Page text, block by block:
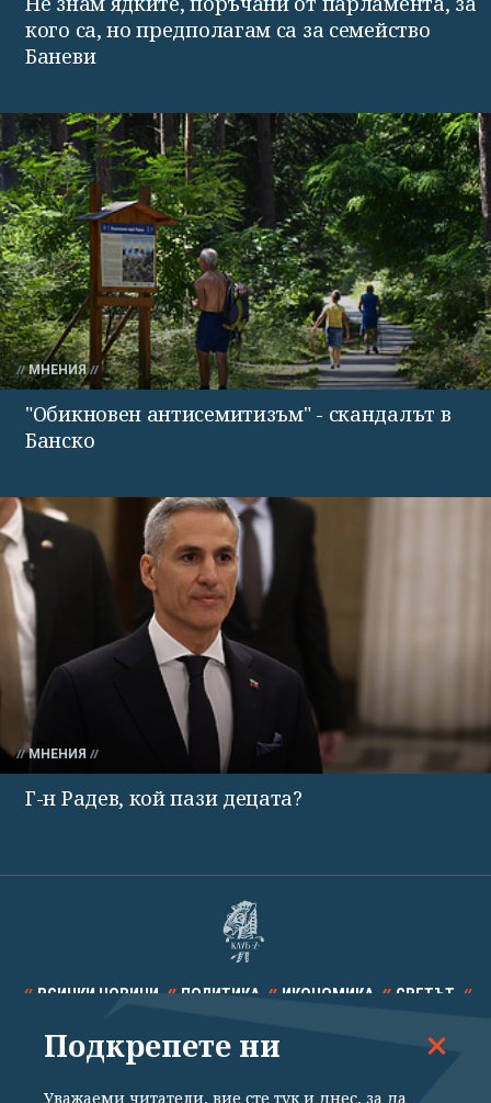
кого са, но предполагам са за семейство
Баневи
МНЕНИЯ
"Обикновен антисемитизъм" - скандалът в
Банско
МНЕНИЯ
Г-н Радев, кой пази децата?
ВСИЧКИ НОВИНИ ПОЛИТИКА ИКОНОМИКА СВЕТЪТ
СПОРТ КУЛТУРА ТЕХНОЛОГИИ КАЛЕЙДОСКОП
Подкрепете ни
Уважаеми читатели, вие сте тук и днес, за да